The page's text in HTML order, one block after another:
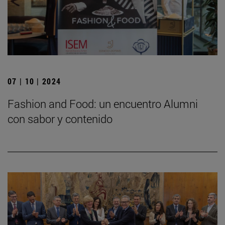
07 | 10 | 2024
Fashion and Food: un encuentro Alumni
con sabor y contenido